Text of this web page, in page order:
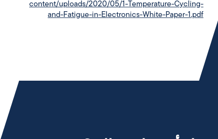
content/uploads/2020/05/1-Temperature-Cycling-
and-Fatigue-in-Electronics-White-Paper-1.pdf